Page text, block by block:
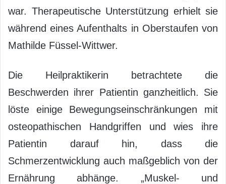
war. Therapeutische Unterstützung erhielt sie
während eines Aufenthalts in Oberstaufen von
Mathilde Füssel-Wittwer.
Die Heilpraktikerin betrachtete die
Beschwerden ihrer Patientin ganzheitlich. Sie
löste einige Bewegungseinschränkungen mit
osteopathischen Handgriffen und wies ihre
Patientin darauf hin, dass die
Schmerzentwicklung auch maßgeblich von der
Ernährung abhänge. „Muskel- und